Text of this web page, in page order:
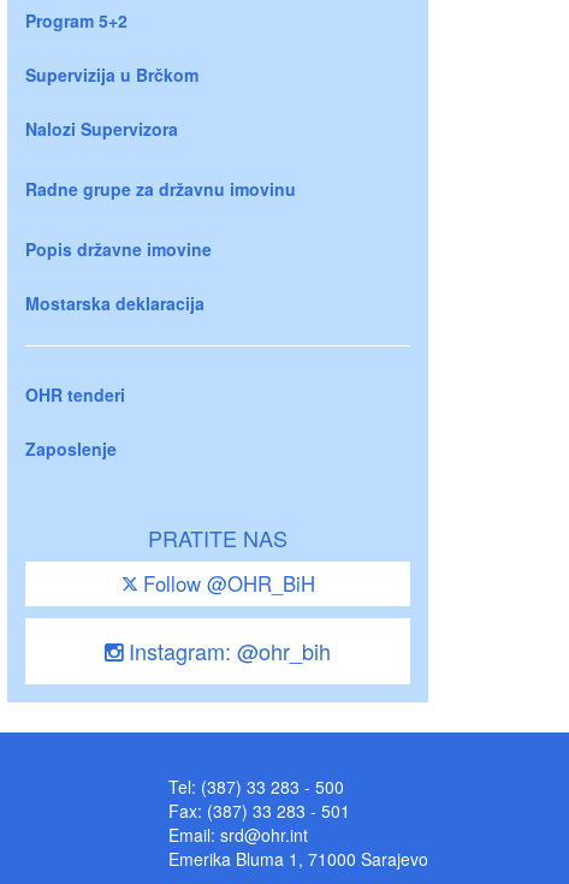
Program 5+2
Supervizija u Brčkom
Nalozi Supervizora
Radne grupe za državnu imovinu
Popis državne imovine
Mostarska deklaracija
OHR tenderi
Zaposlenje
PRATITE NAS
Follow @OHR_BiH
Instagram: @ohr_bih
Tel: (387) 33 283 - 500
Fax: (387) 33 283 - 501
Email: srd@ohr.int
Emerika Bluma 1, 71000 Sarajevo